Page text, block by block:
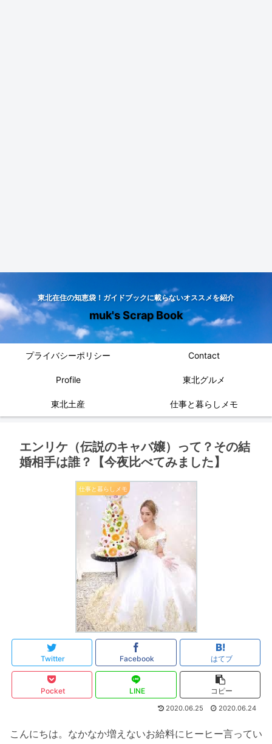
東北在住の知恵袋！ガイドブックに載らないオススメを紹介
muk's Scrap Book
プライバシーポリシー Contact
Profile 東北グルメ
東北土産 仕事と暮らしメモ
エンリケ（伝説のキャバ嬢）って？その結
婚相手は誰？【今夜比べてみました】
仕事と暮らしメモ
Twitter Facebook はてブ
Pocket LINE コピー
2020.06.25 2020.06.24
こんにちは。なかなか増えないお給料にヒーヒー言ってい